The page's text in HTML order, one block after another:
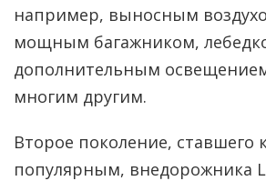
например, выносным
мощным багажником,
дополнительным
многим другим.
Второе поколение, ставшего
популярным, внедорожника